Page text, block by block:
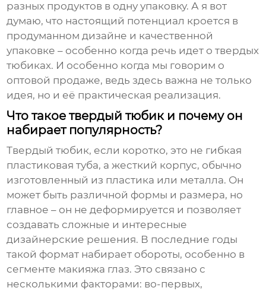
разных продуктов в одну упаковку. А я вот
думаю, что настоящий потенциал кроется в
продуманном дизайне и качественной
упаковке – особенно когда речь идет отвердых
тюбиках. И особенно когда мы говорим о
оптовой продаже, ведь здесь важна не только
идея, но и её практическая реализация.
Что такое твердый тюбик и почему он
набирает популярность?
Твердый тюбик, если коротко, это не гибкая
пластиковая туба, а жесткий корпус, обычно
изготовленный из пластика или металла. Он
может быть различной формы и размера, но
главное – он не деформируется и позволяет
создавать сложные и интересные
дизайнерские решения. В последние годы
такой формат набирает обороты, особенно в
сегменте макияжа глаз. Это связано с
несколькими факторами: во-первых,